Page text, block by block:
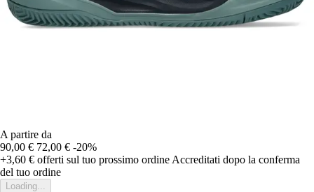
A partire da
90,00 € 72,00 € -20%
+3,60 € offerti sul tuo prossimo ordine Accreditati dopo la conferma
del tuo ordine
Loading...